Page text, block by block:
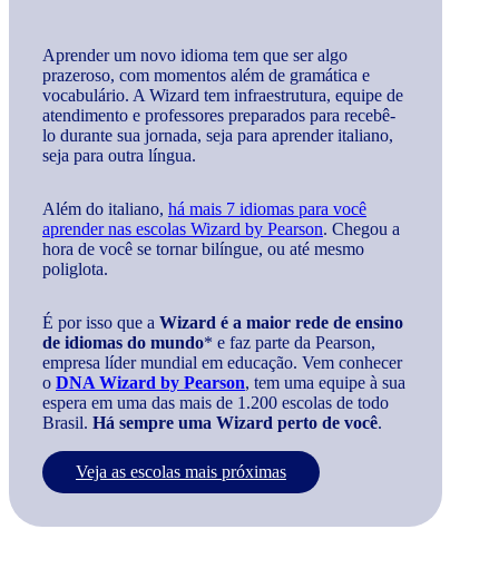
Aprender um novo idioma tem que ser algo
prazeroso, com momentos além de gramática e
vocabulário. A Wizard tem infraestrutura, equipe de
atendimento e professores preparados para recebê-
lo durante sua jornada, seja para aprender italiano,
seja para outra língua.
Além do italiano, há mais 7 idiomas para você
aprender nas escolas Wizard by Pearson. Chegou a
hora de você se tornar bilíngue, ou até mesmo
poliglota.
É por isso que a Wizard é a maior rede de ensino
de idiomas do mundo* e faz parte da Pearson,
empresa líder mundial em educação. Vem conhecer
o DNA Wizard by Pearson, tem uma equipe à sua
espera em uma das mais de 1.200 escolas de todo
Brasil. Há sempre uma Wizard perto de você.
Veja as escolas mais próximas